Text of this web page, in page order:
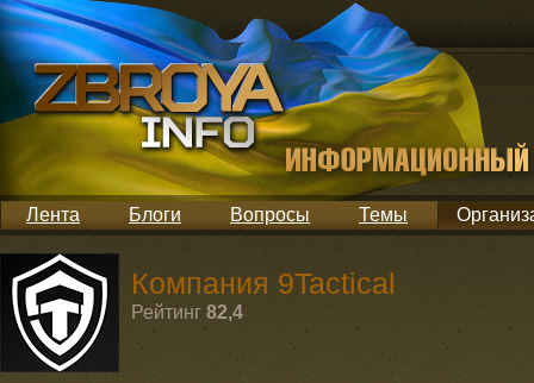
Лента Блоги Вопросы Темы
Компания 9Tactical
Рейтинг 82,4